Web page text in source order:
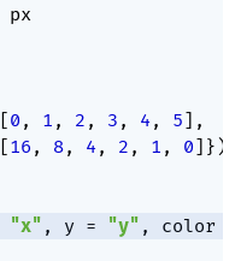
[0 , 1 , 2 , 3 , 4, 5] ,
[16 , 8, 4, 2 , 1 , 0] } )
"x" , y = "y" , color